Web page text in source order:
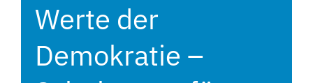
Werte der
Demokratie –